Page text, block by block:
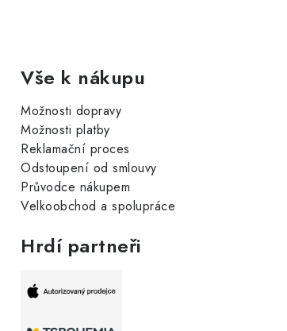
Vše k nákupu
Možnosti dopravy
Možnosti platby
Reklamační proces
Odstoupení od smlouvy
Průvodce nákupem
Velkoobchod a spolupráce
Hrdí partneři